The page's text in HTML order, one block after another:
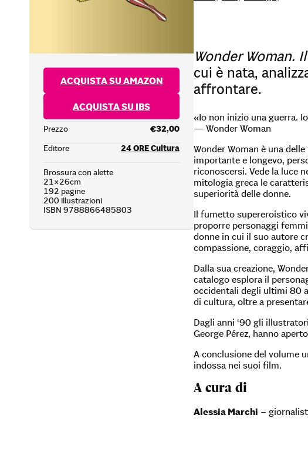
ACQUISTA SU AMAZON
ACQUISTA SU IBS
Prezzo
€32,00
Editore
24 ORE Cultura
Brossura con alette
21×26cm
192 pagine
200 illustrazioni
ISBN 9788866485803
Wonder Woman.
cui è nata,
affrontare.
«Io non inizio una guerra.
— Wonder Woman
Wonder Woman è una
importante e longevo,
riconoscersi. Vede la luce
mitologia greca le
superiorità delle donne.
Il fumetto supereroistico
proporre personaggi
donne in cui il suo autore
compassione, coraggio,
Dalla sua creazione,
catalogo esplora il
occidentali degli ultimi 80
di cultura, oltre a
Dagli anni ‘90 gli
George Pérez, hanno
A conclusione del volume
indossa nei suoi film.
A cura di
Alessia Marchi –